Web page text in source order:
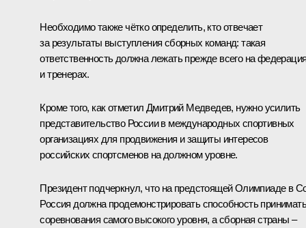
Необходимо также чётко определить, кто отвечает
за результаты выступления сборных команд: такая
ответственность должна лежать прежде всего на
и тренерах.
Кроме того, как отметил Дмитрий Медведев, нужно усилить
представительство России в международных спортивных
организациях для продвижения и защиты интересов
российских спортсменов на должном уровне.
Президент подчеркнул, что на предстоящей Олимпиаде в
Россия должна продемонстрировать способность принимать
соревнования самого высокого уровня, а сборная страны –